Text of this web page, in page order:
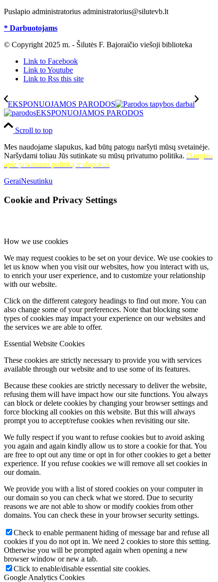
Puslapio administratorius administratorius@silutevb.lt
* Darbuotojams
© Copyright 2025 m. - Šilutės F. Bajoraičio viešoji biblioteka
Link to Facebook
Link to Youtube
Link to Rss this site
EKSPONUOJAMOS PARODOS
EKSPONUOJAMOS PARODOS
Scroll to top
Mes naudojame slapukus, kad būtų patogu naršyti mūsų svetainėje.
Naršydami toliau Jūs sutinkate su mūsų privatumo politika. Daugiau
apie privatumo politiką ir slapukus
GeraiNesutinku
Cookie and Privacy Settings
How we use cookies
We may request cookies to be set on your device. We use cookies to
let us know when you visit our websites, how you interact with us,
to enrich your user experience, and to customize your relationship
with our website.
Click on the different category headings to find out more. You can
also change some of your preferences. Note that blocking some
types of cookies may impact your experience on our websites and
the services we are able to offer.
Essential Website Cookies
These cookies are strictly necessary to provide you with services
available through our website and to use some of its features.
Because these cookies are strictly necessary to deliver the website,
refusing them will have impact how our site functions. You always
can block or delete cookies by changing your browser settings and
force blocking all cookies on this website. But this will always
prompt you to accept/refuse cookies when revisiting our site.
We fully respect if you want to refuse cookies but to avoid asking
you again and again kindly allow us to store a cookie for that. You
are free to opt out any time or opt in for other cookies to get a better
experience. If you refuse cookies we will remove all set cookies in
our domain.
We provide you with a list of stored cookies on your computer in
our domain so you can check what we stored. Due to security
reasons we are not able to show or modify cookies from other
domains. You can check these in your browser security settings.
Check to enable permanent hiding of message bar and refuse all
cookies if you do not opt in. We need 2 cookies to store this setting.
Otherwise you will be prompted again when opening a new
browser window or new a tab.
Click to enable/disable essential site cookies.
Google Analytics Cookies